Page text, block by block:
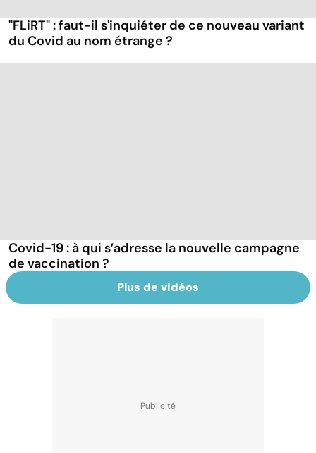
"FLiRT" : faut-il s'inquiéter de ce nouveau variant
du Covid au nom étrange ?
Covid-19 : à qui s’adresse la nouvelle campagne
de vaccination ?
Plus de vidéos